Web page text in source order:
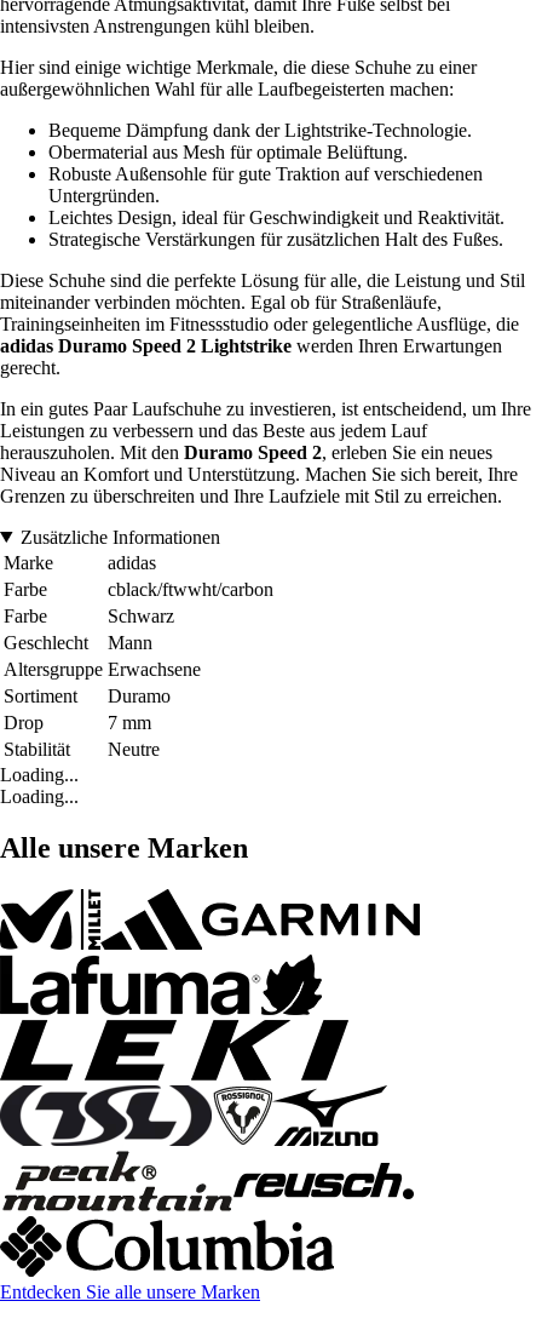
intensivsten Anstrengungen kühl bleiben.
Hier sind einige wichtige Merkmale, die diese Schuhe zu einer
außergewöhnlichen Wahl für alle Laufbegeisterten machen:
Bequeme Dämpfung dank der Lightstrike-Technologie.
Obermaterial aus Mesh für optimale Belüftung.
Robuste Außensohle für gute Traktion auf verschiedenen
Untergründen.
Leichtes Design, ideal für Geschwindigkeit und Reaktivität.
Strategische Verstärkungen für zusätzlichen Halt des Fußes.
Diese Schuhe sind die perfekte Lösung für alle, die Leistung und Stil
miteinander verbinden möchten. Egal ob für Straßenläufe,
Trainingseinheiten im Fitnessstudio oder gelegentliche Ausflüge, die
adidas Duramo Speed 2 Lightstrike werden Ihren Erwartungen
gerecht.
In ein gutes Paar Laufschuhe zu investieren, ist entscheidend, um Ihre
Leistungen zu verbessern und das Beste aus jedem Lauf
herauszuholen. Mit den Duramo Speed 2, erleben Sie ein neues
Niveau an Komfort und Unterstützung. Machen Sie sich bereit, Ihre
Grenzen zu überschreiten und Ihre Laufziele mit Stil zu erreichen.
Zusätzliche Informationen
Marke
adidas
Farbe
cblack/ftwwht/carbon
Farbe
Schwarz
Geschlecht
Mann
Altersgruppe Erwachsene
Sortiment
Duramo
Drop
7 mm
Stabilität
Neutre
Loading...
Loading...
Alle unsere Marken
Entdecken Sie alle unsere Marken